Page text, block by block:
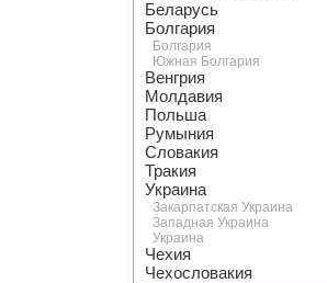
Беларусь
Болгария
Болгария
Южная Болгария
Венгрия
Молдавия
Польша
Румыния
Словакия
Тракия
Украина
Закарпатская Украина
Западная Украина
Украина
Чехия
Чехословакия